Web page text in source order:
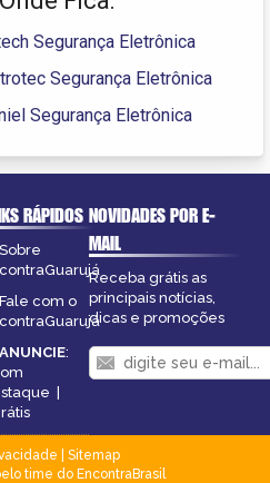
Segurança Eletrônica
Segurança Eletrônica
Segurança Eletrônica
RÁPIDOS
Sobre
Fale com o
ANUNCIE:
|
NOVIDADES POR E-
MAIL
Receba grátis as
principais notícias,
dicas e promoções
Sitemap
time do EncontraBrasil